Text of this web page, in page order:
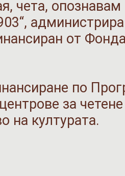
чета,
от
по
за
на културата.